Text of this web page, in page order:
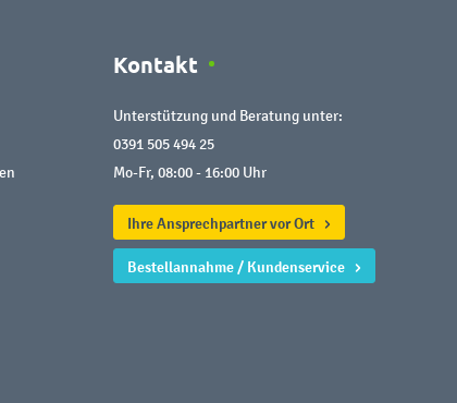
Kontakt
Unterstützung und Beratung unter:
0391 505 494 25
Mo-Fr, 08:00 - 16:00 Uhr
Ihre Ansprechpartner vor Ort
Bestellannahme / Kundenservice